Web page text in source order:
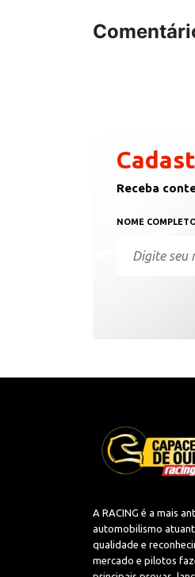
Receba
NOME
A RACING é a mais
automobilismo
qualidade e
mercado e pilotos